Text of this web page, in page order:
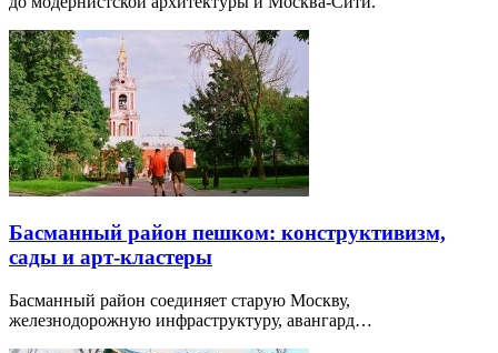
Басманный район пешком: конструктивизм,
сады и арт-кластеры
Басманный район соединяет старую Москву,
железнодорожную инфраструктуру, авангард…